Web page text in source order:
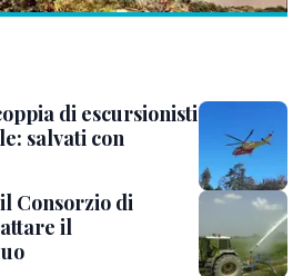
di escursionisti
salvati con
Consorzio di
il